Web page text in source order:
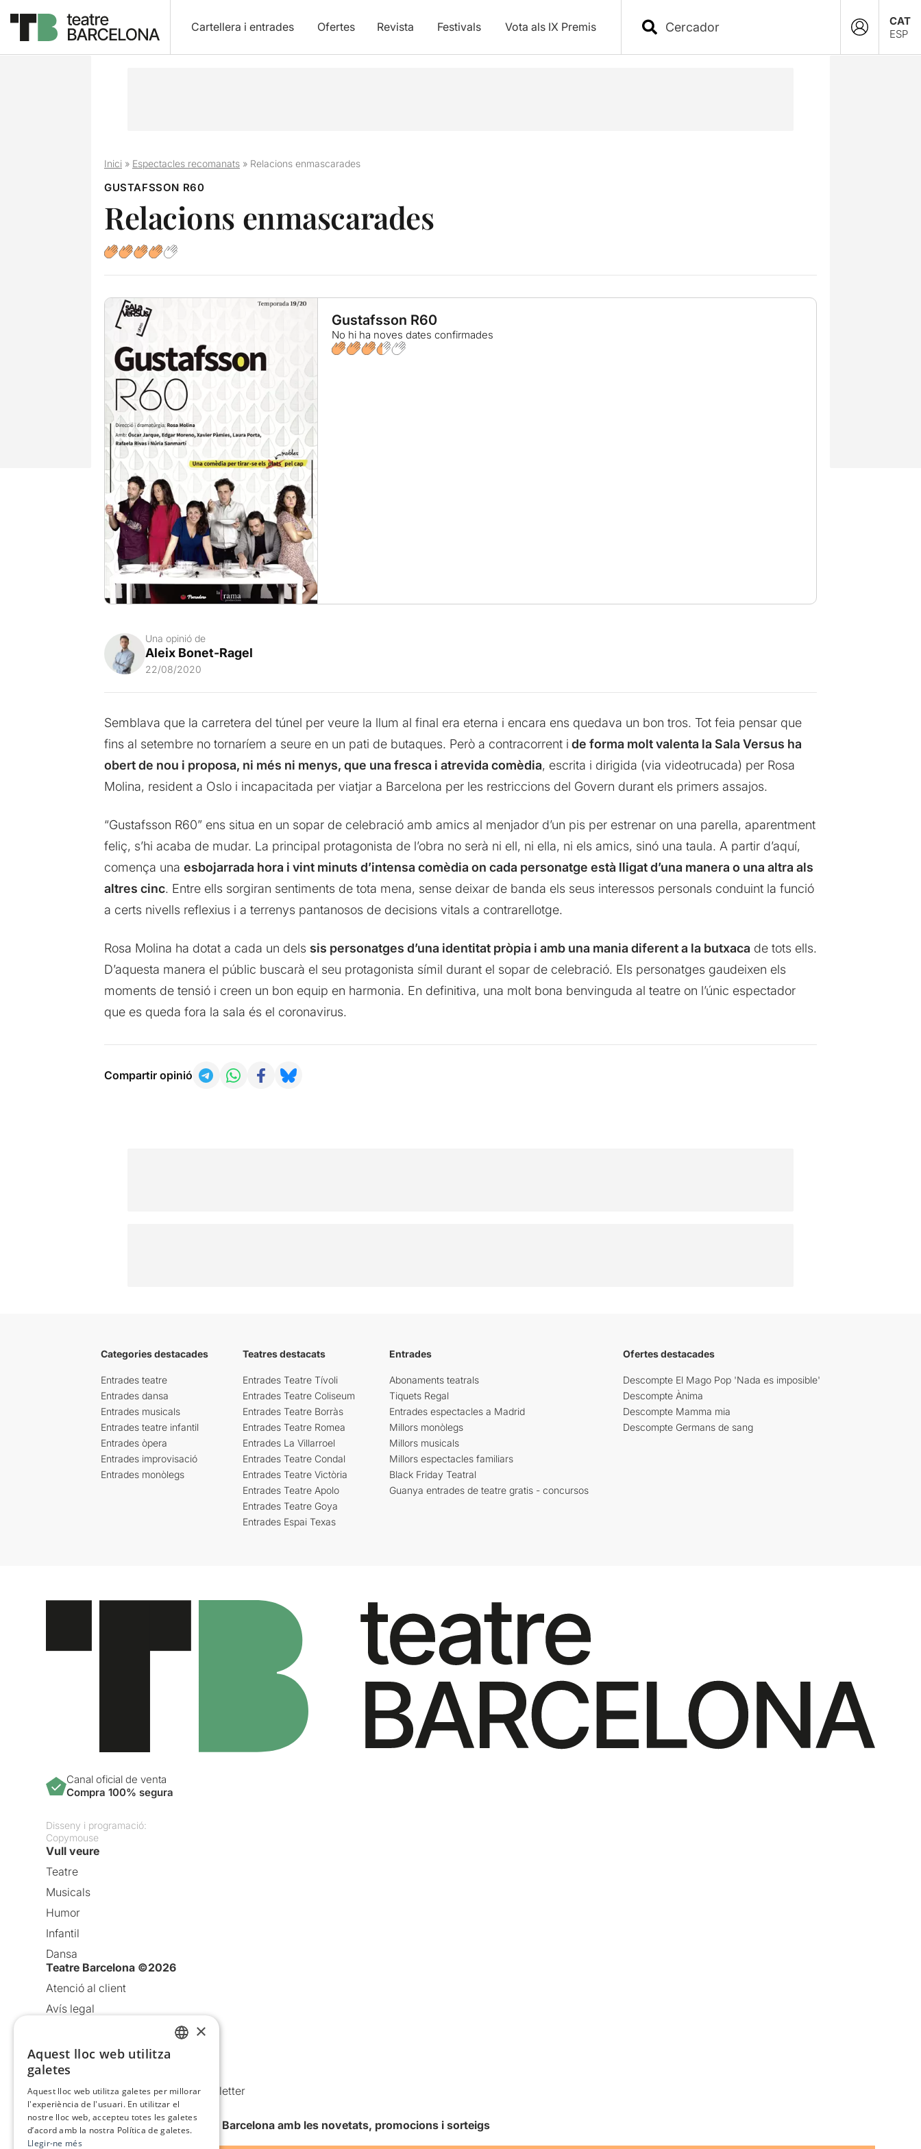
Cartellera i entrades Ofertes Revista Festivals Vota als IX Premis
CAT
ESP
Inici» Espectacles recomanats» Relacions enmascarades
GUSTAFSSON R60
Relacions enmascarades
Gustafsson R60
No hi ha noves dates confirmades
Una opinió de
Aleix Bonet-Ragel
22/08/2020
Semblava que la carretera del túnel per veure la llum al final era eterna i encara ens quedava un bon tros. Tot feia pensar que
fins al setembre no tornaríem a seure en un pati de butaques. Però a contracorrent i de forma molt valenta la Sala Versus ha
obert de nou i proposa, ni més ni menys, que una fresca i atrevida comèdia, escrita i dirigida (via videotrucada) per Rosa
Molina, resident a Oslo i incapacitada per viatjar a Barcelona per les restriccions del Govern durant els primers assajos.
“Gustafsson R60” ens situa en un sopar de celebració amb amics al menjador d’un pis per estrenar on una parella, aparentment
feliç, s’hi acaba de mudar. La principal protagonista de l’obra no serà ni ell, ni ella, ni els amics, sinó una taula. A partir d’aquí,
comença una esbojarrada hora i vint minuts d’intensa comèdia on cada personatge està lligat d’una manera o una altra als
altres cinc. Entre ells sorgiran sentiments de tota mena, sense deixar de banda els seus interessos personals conduint la funció
a certs nivells reflexius i a terrenys pantanosos de decisions vitals a contrarellotge.
Rosa Molina ha dotat a cada un dels sis personatges d’una identitat pròpia i amb una mania diferent a la butxaca de tots ells.
D’aquesta manera el públic buscarà el seu protagonista símil durant el sopar de celebració. Els personatges gaudeixen els
moments de tensió i creen un bon equip en harmonia. En definitiva, una molt bona benvinguda al teatre on l’únic espectador
que es queda fora la sala és el coronavirus.
Compartir opinió
Categories destacades
Entrades teatre
Entrades dansa
Entrades musicals
Entrades teatre infantil
Entrades òpera
Entrades improvisació
Entrades monòlegs
Teatres destacats
Entrades Teatre Tívoli
Entrades Teatre Coliseum
Entrades Teatre Borràs
Entrades Teatre Romea
Entrades La Villarroel
Entrades Teatre Condal
Entrades Teatre Victòria
Entrades Teatre Apolo
Entrades Teatre Goya
Entrades Espai Texas
Entrades
Abonaments teatrals
Tiquets Regal
Entrades espectacles a Madrid
Millors monòlegs
Millors musicals
Millors espectacles familiars
Black Friday Teatral
Guanya entrades de teatre gratis - concursos
Ofertes destacades
Descompte El Mago Pop 'Nada es imposible'
Descompte Ànima
Descompte Mamma mia
Descompte Germans de sang
Canal oficial de venta
Compra 100% segura
Disseny i programació:
Copymouse
Vull veure
Teatre
Musicals
Humor
Infantil
Dansa
Teatre Barcelona ©2026
Atenció al client
Avís legal
Política de cookies
Condicions d’ús
Comunicacions comercials i Newsletter
Anuncia’t
Vull rebre la newsletter de Teatre Barcelona amb les novetats, promocions i sorteigs
×
Aquest lloc web utilitza
galetes
Aquest lloc web utilitza galetes per millorar
l'experiència de l'usuari. En utilitzar el
nostre lloc web, accepteu totes les galetes
d’acord amb la nostra Política de galetes.
Llegir-ne més